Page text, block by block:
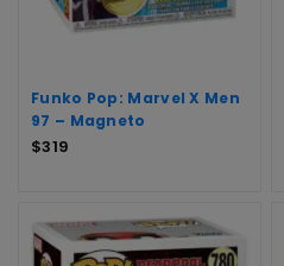
Funko Pop: Marvel X Men
97 – Magneto
$319